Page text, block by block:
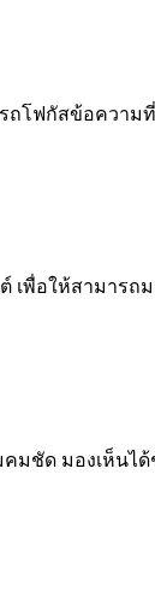
ถโฟกัสข้อความ
เพื่อให้สามารถ
มชัด มองเห็นได้